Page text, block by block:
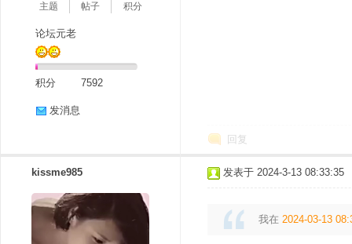
主题
帖子
积分
论坛元老
积分 7592
发消息
回复
kissme985 发表于 2024-3-13 08:33:35
我在 2024-03-13